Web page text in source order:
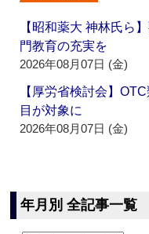
【昭和薬大 神林氏ら
門教育の充実を
2026年08月07日 (金)
【厚労省検討会】
目が対象に
2026年08月07日 (金)
年月別 全記事一覧